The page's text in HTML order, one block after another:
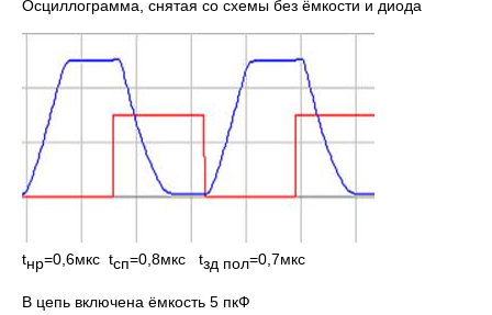
Осциллограмма, снятая со схемы без ёмкости и диода
tнр=0,6мкс tсп=0,8мкс tзд пол=0,7мкс
В цепь включена ёмкость 5 пкФ